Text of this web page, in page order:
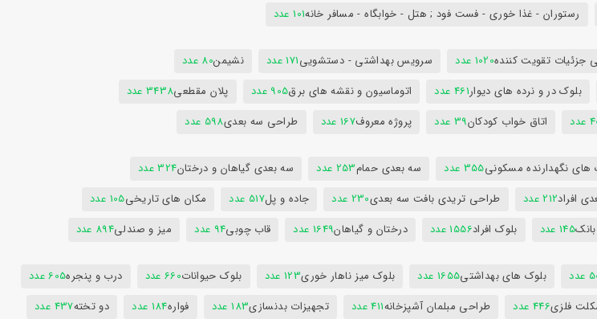
رستوران - غذا خوری - فست فود ; هتل - خوابگاه - مسافر خانه101 عدد
جزئیات تقویت کننده1020 عدد سرویس بهداشتی - دستشویی171 عدد نشیمن80 عدد
بلوک در و نرده های دیوار461 عدد اتوماسیون و نقشه های برق905 عدد پلان مقطعی3438 عدد
اتاق خواب کودکان39 عدد پروژه معروف167 عدد طراحی سه بعدی598 عدد
نگهدارنده مسکونی355 عدد سه بعدی حمام253 عدد سه بعدی گیاهان و درختان324 عدد
افراد212 عدد طراحی تریدی بافت سه بعدی230 عدد جاده و پل517 عدد مکان های تاریخی105 عدد
145 عدد بلوک افراد1556 عدد درختان و گیاهان1649 عدد قاب چوبی94 عدد میز و صندلی894 عدد
بلوک های بهداشتی1655 عدد بلوک میز ناهار خوری123 عدد بلوک حیوانات660 عدد درب و پنجره605 عدد
فلزی446 عدد طراحی مبلمان آشپزخانه411 عدد تجهیزات بدنسازی183 عدد فواره184 عدد دو تخته437 عدد